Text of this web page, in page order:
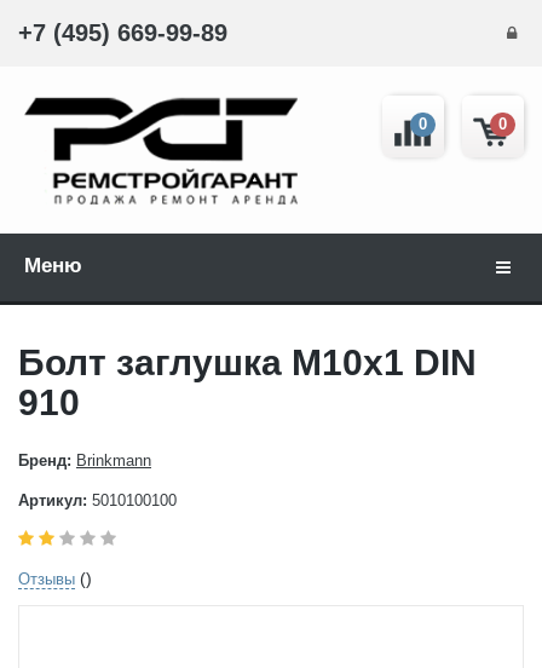
+7 (495) 669-99-89
0
0
Меню
Болт заглушка М10x1 DIN
910
Бренд: Brinkmann
Артикул: 5010100100
Отзывы ()